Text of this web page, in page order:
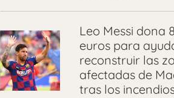
Leo Messi dona
euros para
reconstruir las
afectadas de
tras los